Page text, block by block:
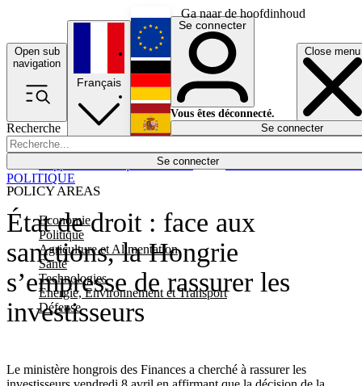
Ga naar de hoofdinhoud
Open sub
navigation
Close menu
Recherche
Se connecter
POLICY AREAS
Economie
Politique
Agriculture et Alimentation
Santé
Technologies
Energie, Environnement et Transport
Défense
Économie
Français
English
Deutsch
Español
Se connecter
Vous êtes déconnecté.
Se connecter
État de droit : face aux
sanctions, la Hongrie
s’empresse de rassurer les
investisseurs
Le ministère hongrois des Finances a cherché à rassurer les
POLITIQUE